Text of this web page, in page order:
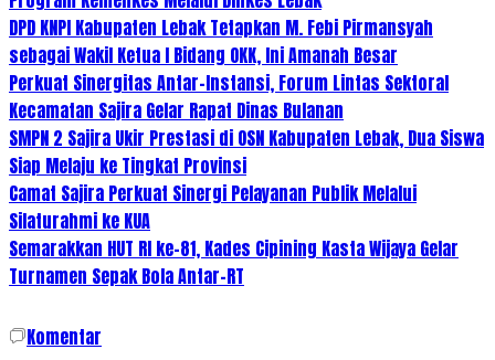
DPD KNPI Kabupaten Lebak Tetapkan M. Febi Pirmansyah
sebagai Wakil Ketua I Bidang OKK, Ini Amanah Besar
Perkuat Sinergitas Antar-Instansi, Forum Lintas Sektoral
Kecamatan Sajira Gelar Rapat Dinas Bulanan
SMPN 2 Sajira Ukir Prestasi di OSN Kabupaten Lebak, Dua Siswa
Siap Melaju ke Tingkat Provinsi
Camat Sajira Perkuat Sinergi Pelayanan Publik Melalui
Silaturahmi ke KUA
Semarakkan HUT RI ke-81, Kades Cipining Kasta Wijaya Gelar
Turnamen Sepak Bola Antar-RT
Komentar